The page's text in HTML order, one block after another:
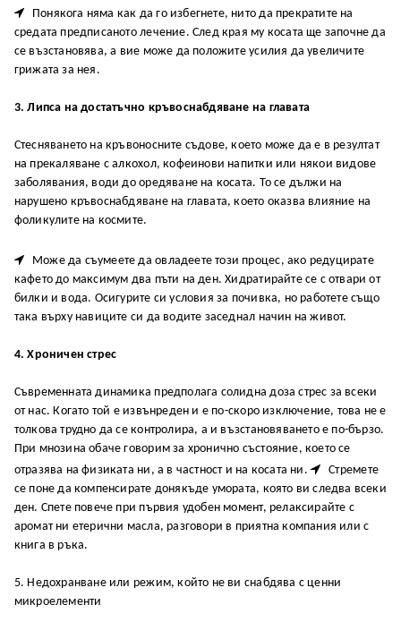

Понякога няма как да го избегнете, нито да прекратите на
средата предписаното лечение. След края му косата ще започне да
се възстановява, а вие може да положите усилия да увеличите
грижата за нея.
3. Липса на достатъчно кръвоснабдяване на главата
Стесняването на кръвоносните съдове, което може да е в резултат
на прекаляване с алкохол, кофеинови напитки или някои видове
заболявания, води до оредяване на косата. То се дължи на
нарушено кръвоснабдяване на главата, което оказва влияние на
фоликулите на космите.

Може да съумеете да овладеете този процес, ако редуцирате
кафето до максимум два пъти на ден. Хидратирайте се с отвари от
билки и вода. Осигурите си условия за почивка, но работете също
така върху навиците си да водите заседнал начин на живот.
4. Хроничен стрес
Съвременната динамика предполага солидна доза стрес за всеки
от нас. Когато той е извънреден и е по-скоро изключение, това не е
толкова трудно да се контролира, а и възстановяването е по-бързо.
При мнозина обаче говорим за хронично състояние, което се
отразява на физиката ни, а в частност и на косата ни.
Стремете
се поне да компенсирате донякъде умората, която ви следва всеки
ден. Спете повече при първия удобен момент, релаксирайте с
аромат ни етерични масла, разговори в приятна компания или с
книга в ръка.
5. Недохранване или режим, който не ви снабдява с ценни
микроелементи